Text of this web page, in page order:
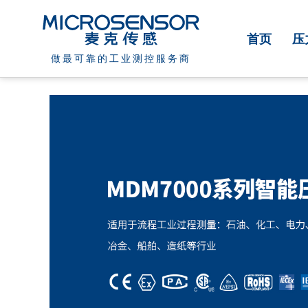
做最可靠的工业测控服务商
首页 压